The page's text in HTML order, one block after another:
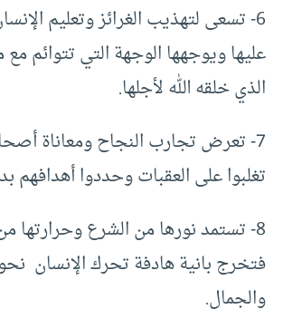
6- تسعى لتهذيب الغرائز وتعليم
عليها ويوجهها الوجهة التي تتوائم مع
الذي خلقه الله لأجلها.
7- تعرض تجارب النجاح ومعاناة
تغلبوا على العقبات وحددوا أهدافهم
8- تستمد نورها من الشرع وحرارتها
فتخرج بانية هادفة تحرك الإنسان
والجمال.